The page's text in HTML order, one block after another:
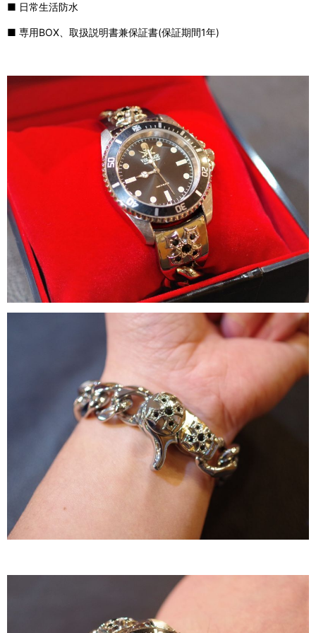
■ 日常生活防水
■ 専用BOX、取扱説明書兼保証書(保証期間1年)